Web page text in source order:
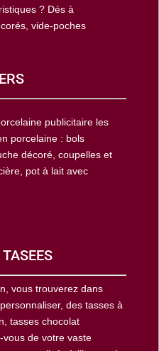
? Dés à
vide-poches
publicitaire les
porcelaine : bols
décoré, coupelles et
pot à lait avec
vous trouverez dans
des tasses à
tasses chocolat
de votre vaste